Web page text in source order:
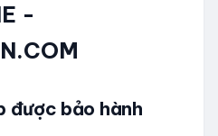
-
được bảo hành